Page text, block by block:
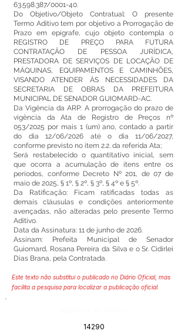
63.598.387/0001-40.
Do Objetivo/Objeto Contratual: O presente
Termo Aditivo tem por objetivo a Prorrogação de
Prazo em epígrafe, cujo objeto contempla o
REGISTRO DE PREÇO PARA FUTURA
CONTRATAÇÃO DE PESSOA JURÍDICA,
PRESTADORA DE SERVIÇOS DE LOCAÇÃO DE
MÁQUINAS, EQUIPAMENTOS E CAMINHÕES,
VISANDO ATENDER ÀS NECESSIDADES DA
SECRETARIA DE OBRAS DA PREFEITURA
MUNICIPAL DE SENADOR GUIOMARD-AC.
Da Vigência da ARP: A prorrogação do prazo de
vigência da Ata de Registro de Preços nº
053/2025 por mais 1 (um) ano, contado a partir
do dia 12/06/2026 até o dia 11/06/2027,
conforme previsto no item 2.2. da referida Ata;
Será restabelecido o quantitativo inicial, sem
que ocorra a acumulação de itens entre os
períodos, conforme Decreto Nº 201, de 07 de
maio de 2025, § 1º, § 2º, § 3º, § 4º e § 5º.
Da Ratificação: Ficam ratificadas todas as
demais cláusulas e condições anteriormente
avençadas, não alteradas pelo presente Termo
Aditivo.
Data da Assinatura: 11 de junho de 2026.
Assinam: Prefeita Municipal de Senador
Guiomard, Rosana Pereira da Silva e o Sr. Cidirlei
Dias Brana, pela Contratada.
Este texto não substitui o publicado no Diário Oficial, mas
facilita a pesquisa para localizar a publicação oficial.
14290